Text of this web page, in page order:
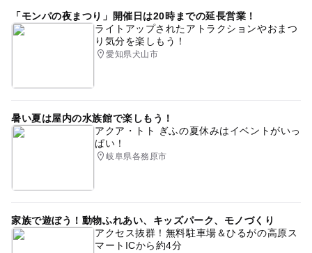
「モンパの夜まつり」開催日は20時までの延長営業！
ライトアップされたアトラクションやおまつ
り気分を楽しもう！
愛知県犬山市
暑い夏は屋内の水族館で楽しもう！
アクア・トト ぎふの夏休みはイベントがいっ
ぱい！
岐阜県各務原市
家族で遊ぼう！動物ふれあい、キッズパーク、モノづくり
アクセス抜群！無料駐車場＆ひるがの高原ス
マートICから約4分